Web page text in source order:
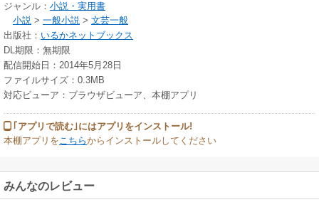
ジャンル： 小説・実用書
小説 > 一般小説 > 文芸一般
出版社： いるかネットブックス
DL期限：無期限
配信開始日：2014年5月28日
ファイルサイズ：0.3MB
対応ビューア：ブラウザビューア、本棚アプリ
｢アプリで読む｣にはアプリをインストール!
本棚アプリをこちらからインストールしてください
みんなのレビュー